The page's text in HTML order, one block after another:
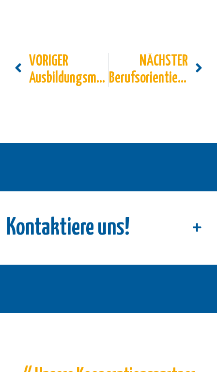
VORIGER
Ausbildungsmesse ZAK in Lüdenscheid
NÄCHSTER
Berufsorientierungsmesse BOM für Neuenrade und Werdohl
Kontaktiere uns!